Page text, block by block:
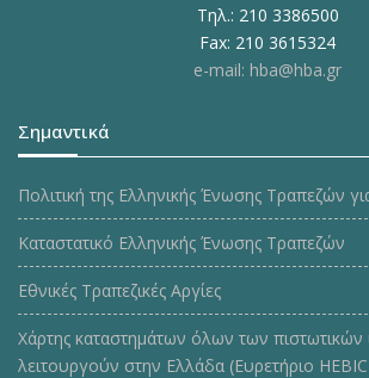
Τηλ.: 210 3386500
Fax: 210 3615324
e-mail: hba@hba.gr
Σημαντικά
Πολιτική της Ελληνικής Ένωσης Τραπεζών
Καταστατικό Ελληνικής Ένωσης Τραπεζών
Εθνικές Τραπεζικές Αργίες
Χάρτης καταστημάτων όλων των
λειτουργούν στην Ελλάδα (Ευρετήριο